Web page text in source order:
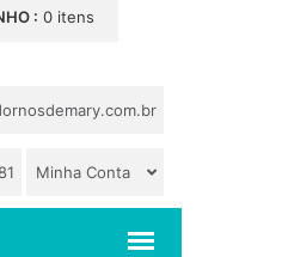
: 0 itens
Minha Conta